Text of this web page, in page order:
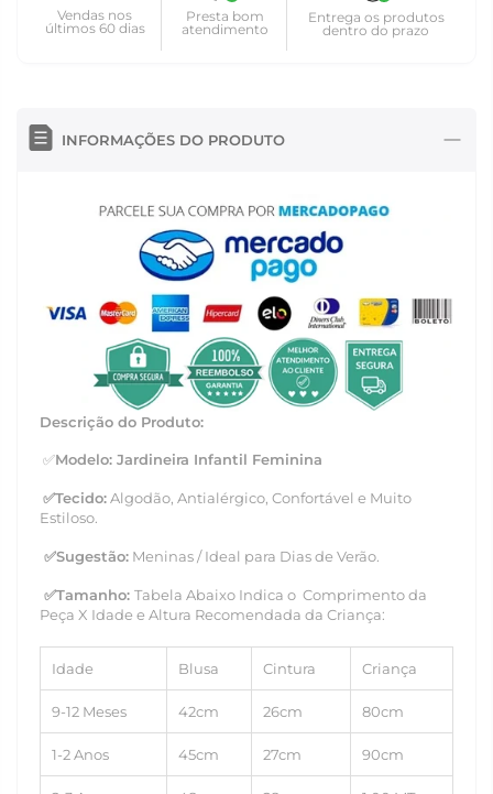
Vendas nos
últimos 60 dias
Presta bom
atendimento
Entrega os produtos
dentro do prazo
INFORMAÇÕES DO PRODUTO
Descrição do Produto:
✅Modelo: Jardineira Infantil Feminina
✅Tecido:Algodão, Antialérgico, Confortável e Muito
Estiloso.
✅Sugestão: Meninas / Ideal para Dias de Verão.
✅Tamanho: Tabela Abaixo Indica o Comprimento da
Peça X Idade e Altura Recomendada da Criança:
Idade Blusa Cintura Criança
9-12 Meses 42cm 26cm 80cm
1-2 Anos 45cm 27cm 90cm